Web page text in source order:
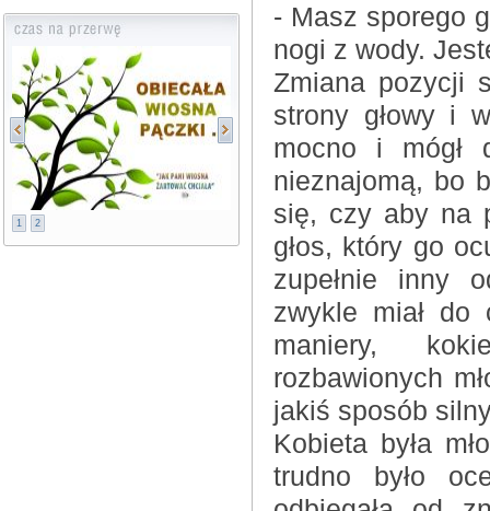
1 2
- Masz sporego
nogi z wody.
Zmiana pozycji
strony głowy i
mocno i mógł
nieznajomą, bo
się, czy aby na
głos, który go
zupełnie inny
zwykle miał
maniery,
rozbawionych
jakiś sposób
Kobieta była
trudno było